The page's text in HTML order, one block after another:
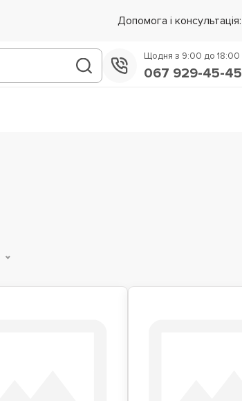
Допомога і консультація:
Щодня з 9:00 до 18:00
067 929-45-45